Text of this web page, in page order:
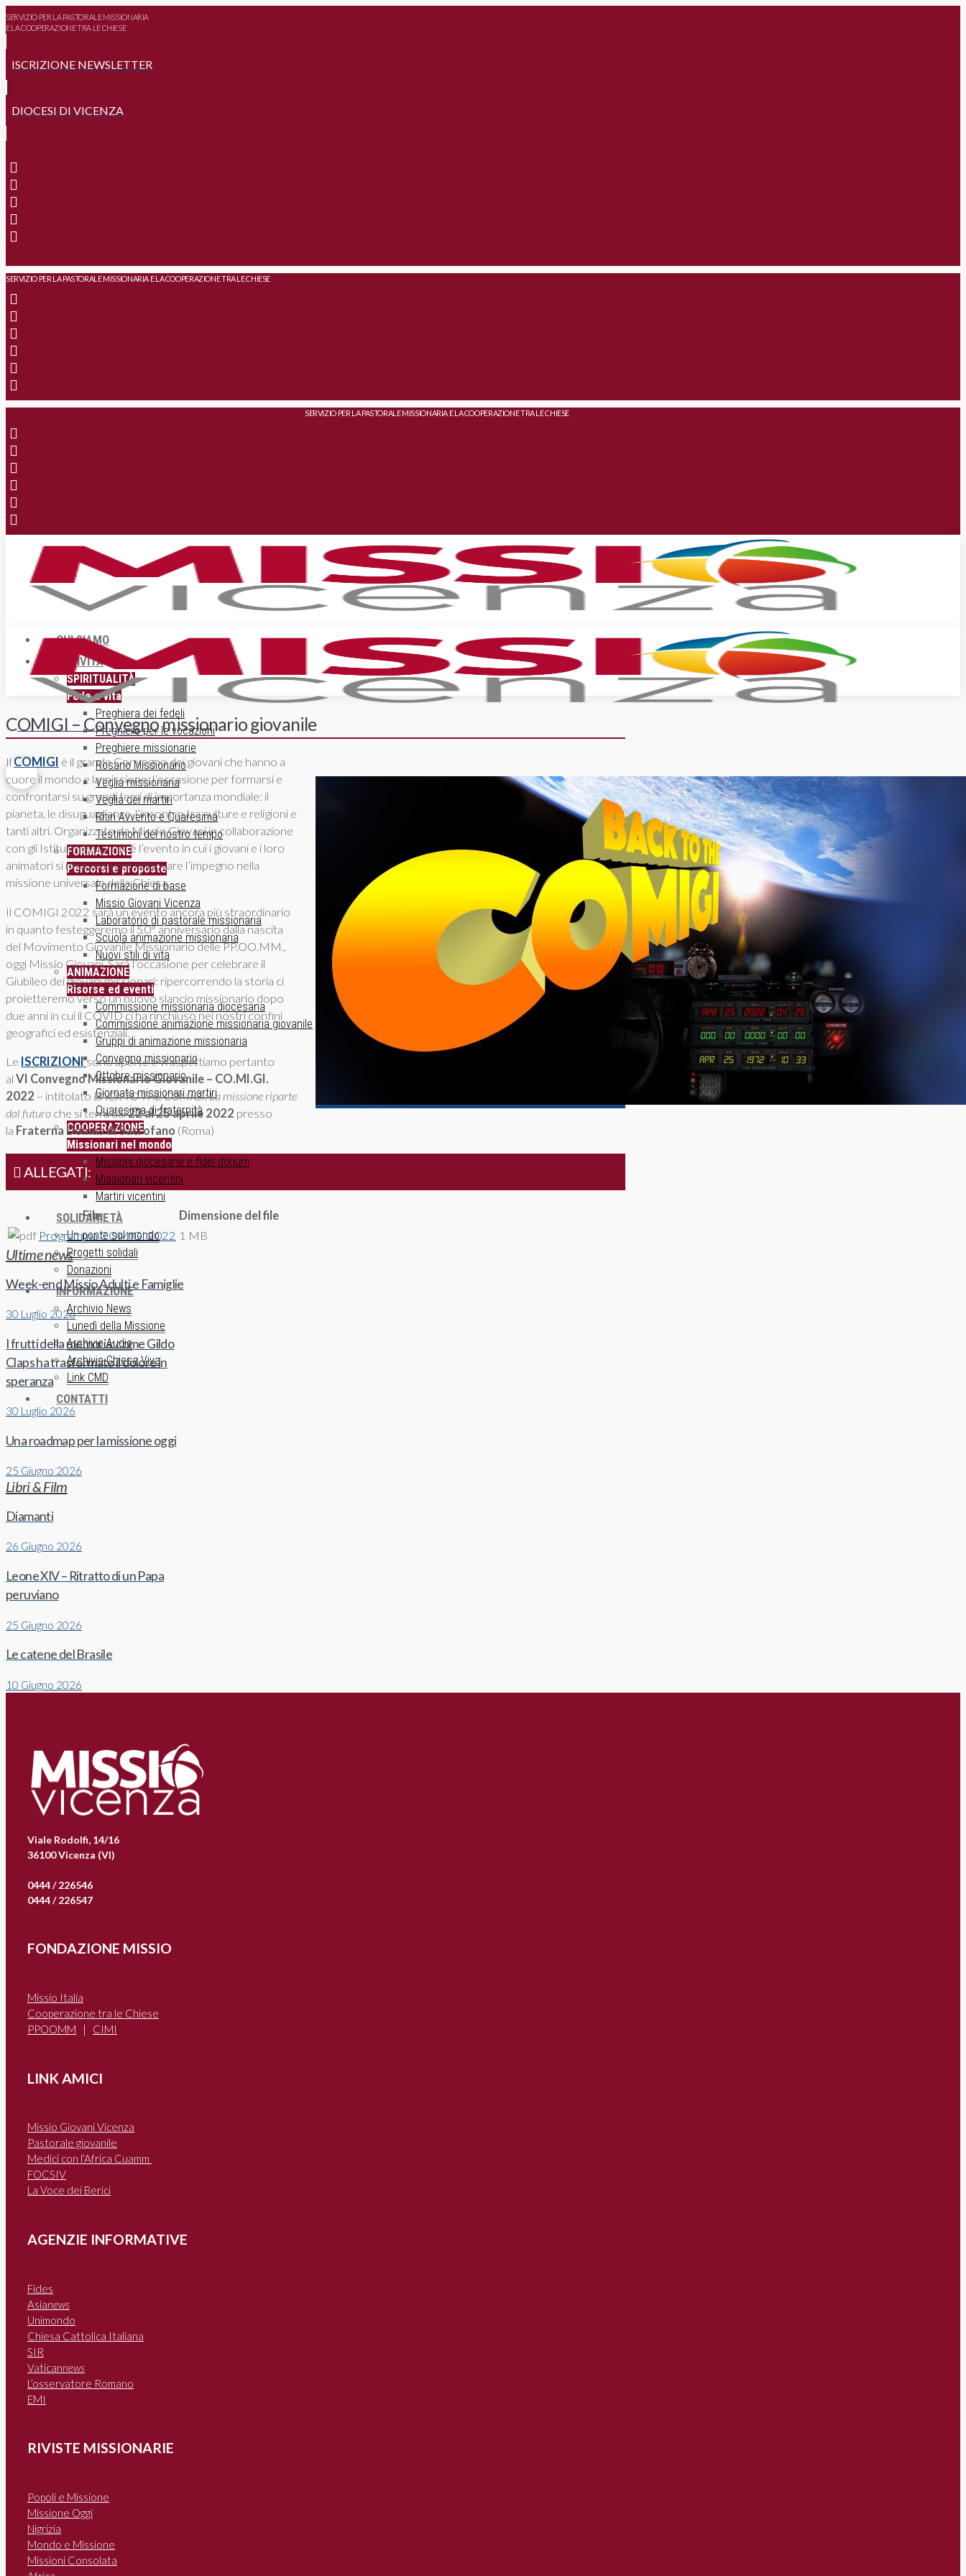
SERVIZIO PER LA PASTORALE MISSIONARIA
E LA COOPERAZIONE TRA LE CHIESE
ISCRIZIONE NEWSLETTER
DIOCESI DI VICENZA
SERVIZIO PER LA PASTORALE MISSIONARIA E LA COOPERAZIONE TRA LE CHIESE
SERVIZIO PER LA PASTORALE MISSIONARIA E LA COOPERAZIONE TRA LE CHIESE
CHI SIAMO
ATTIVITÀ
SPIRITUALITÀ
Fede e vita
Preghiera dei fedeli
Preghiere per le vocazioni
Preghiere missionarie
Rosario Missionario
Veglia missionaria
Veglia dei martiri
Ritiri Avvento e Quaresima
Testimoni del nostro tempo
FORMAZIONE
Percorsi e proposte
Formazione di base
Missio Giovani Vicenza
Laboratorio di pastorale missionaria
Scuola animazione missionaria
Nuovi stili di vita
ANIMAZIONE
Risorse ed eventi
Commissione missionaria diocesana
Commissione animazione missionaria giovanile
Gruppi di animazione missionaria
Convegno missionario
Ottobre missionario
Giornata missionari martiri
Quaresima di fraternità
COOPERAZIONE
Missionari nel mondo
Missioni diocesane e fidei donum
Missionari vicentini
Martiri vicentini
SOLIDARIETÀ
Un ponte sul mondo
Progetti solidali
Donazioni
INFORMAZIONE
Archivio News
Lunedì della Missione
Archivio Audio
Archivio Chiesa Viva
Link CMD
CONTATTI
ISCRIZIONE NEWSLETTER
COMIGI – Convegno missionario giovanile
Il COMIGI è il grande Convegno dei giovani che hanno a
cuore il mondo e la missione; l’occasione per formarsi e
confrontarsi su grandi temi di importanza mondiale: il
pianeta, le disuguaglianze, l’incontro tra culture e religioni e
tanti altri. Organizzato da Missio Giovani in collaborazione
con gli Istituti missionari, è l’evento in cui i giovani e i loro
animatori si ritrovano per rinnovare l’impegno nella
missione universale della Chiesa.
Il COMIGI 2022 sarà un evento ancora più straordinario
in quanto festeggeremo il 50° anniversario dalla nascita
del Movimento Giovanile Missionario delle PP.OO.MM.,
oggi Missio Giovani. Sarà l’occasione per celebrare il
Giubileo dei giovani missionari: ripercorrendo la storia ci
proietteremo verso un nuovo slancio missionario dopo
due anni in cui il COVID ci ha rinchiuso nei nostri confini
geografici ed esistenziali.
Le ISCRIZIONIsono aperte e vi aspettiamo pertanto
al VI Convegno Missionario Giovanile – CO.MI.GI.
2022 – intitolato BACK TO THE COMIGI: La missione riparte
dal futuro che si terrà dal22 al 25 aprile 2022 presso
la Fraterna Domus di Sacrofano (Roma)
ALLEGATI:
File
Dimensione del file
Programma COMIGI 2022 1 MB
Ultime news
Week-end Missio Adulti e Famiglie
30 Luglio 2026
I frutti della memoria: come Gildo
Claps ha trasformato il dolore in
speranza
30 Luglio 2026
Una roadmap per la missione oggi
25 Giugno 2026
Libri & Film
Diamanti
26 Giugno 2026
Leone XIV – Ritratto di un Papa
peruviano
25 Giugno 2026
Le catene del Brasile
10 Giugno 2026
Viale Rodolfi, 14/16
36100 Vicenza (VI)
0444 / 226546
0444 / 226547
FONDAZIONE MISSIO
Missio Italia
Cooperazione tra le Chiese
PPOOMM | CIMI
LINK AMICI
Missio Giovani Vicenza
Pastorale giovanile
Medici con l’Africa Cuamm
FOCSIV
La Voce dei Berici
AGENZIE INFORMATIVE
Fides
Asianews
Unimondo
Chiesa Cattolica Italiana
SIR
Vaticannews
L’osservatore Romano
EMI
RIVISTE MISSIONARIE
Popoli e Missione
Missione Oggi
Nigrizia
Mondo e Missione
Missioni Consolata